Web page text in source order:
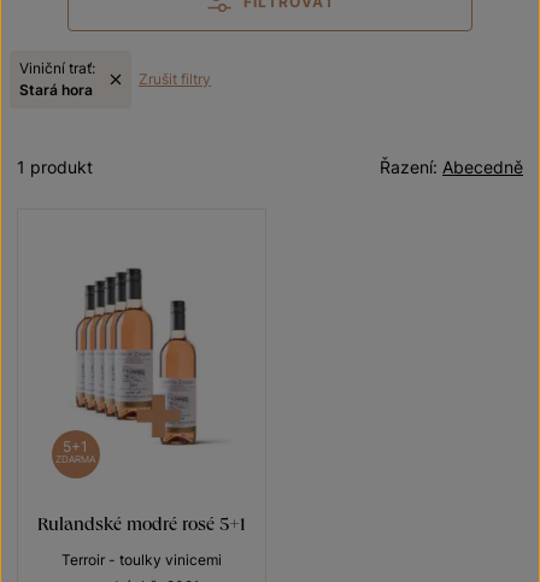
Viniční trať:
Stará hora
Zrušit filtry
Abecedně
Řazení:
1 produkt
5+1
ZDARMA
Rulandské modré rosé 5+1
Terroir - toulky vinicemi